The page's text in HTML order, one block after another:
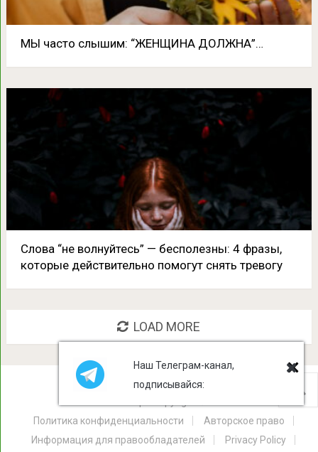
МЫ часто слышим: “ЖЕНЩИНА ДОЛЖНА”…
Слова “не волнуйтесь” — бесполезны: 4 фразы,
которые действительно помогут снять тревогу
LOAD MORE
Политика конфиденциальности
Авторское право
Информация для правообладателей
Privacy Policy
Наш Телеграм-канал,
подписывайся: